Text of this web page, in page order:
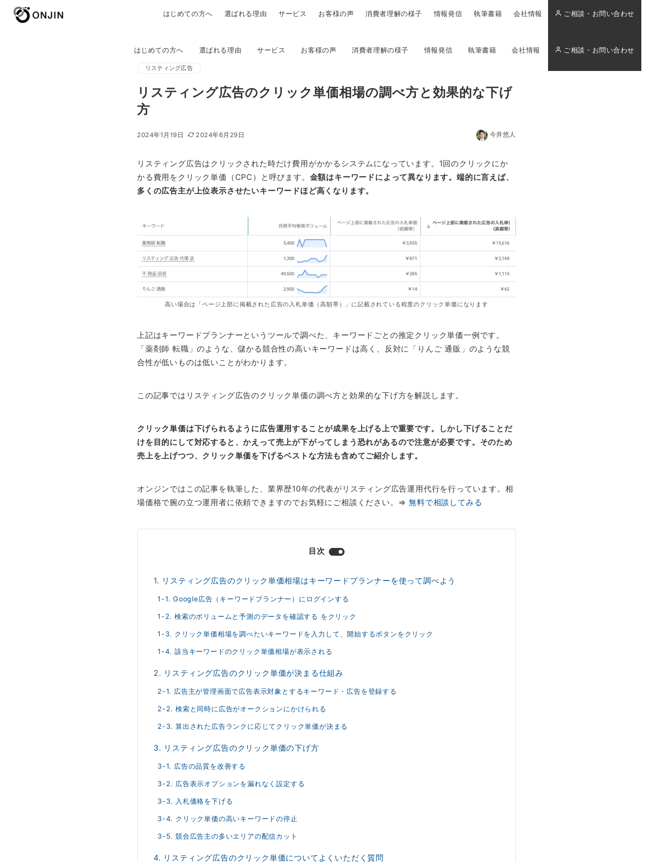
はじめての方へ 選ばれる理由 サービス お客様の声 消費者理解の様子 情報発信 執筆書籍 会社情報 ご相談・お問い合わせ
はじめての方へ 選ばれる理由 サービス お客様の声 消費者理解の様子 情報発信 執筆書籍 会社情報 ご相談・お問い合わせ
リスティング広告
リスティング広告のクリック単価相場の調べ方と効果的な下げ
方
2024年1月19日 2024年6月29日 今井悠人
リスティング広告はクリックされた時だけ費用がかかるシステムになっています。1回のクリックにか
かる費用をクリック単価（CPC）と呼びます。 金額はキーワードによって異なります。端的に言えば、
多くの広告主が上位表示させたいキーワードほど高くなります。
高い場合は「ページ上部に掲載された広告の入札単価（高額帯）」に記載されている程度のクリック単価になります
上記はキーワードプランナーというツールで調べた、キーワードごとの推定クリック単価一例です。
「薬剤師 転職」のような、儲かる競合性の高いキーワードは高く、反対に「りんご 通販」のような競
合性が低いものは低いことがわかります。
この記事ではリスティング広告のクリック単価の調べ方と効果的な下げ方を解説します。
クリック単価は下げられるように広告運用することが成果を上げる上で重要です。しかし下げることだ
けを目的にして対応すると、かえって売上が下がってしまう恐れがあるので注意が必要です。そのため
売上を上げつつ、クリック単価を下げるベストな方法も含めてご紹介します。
オンジンではこの記事を執筆した、業界歴10年の代表がリスティング広告運用代行を行っています。相
場価格で腕の立つ運用者に依頼できますのでお気軽にご相談ください。⇒無料で相談してみる
目次
1. リスティング広告のクリック単価相場はキーワードプランナーを使って調べよう
1-1. Google広告（キーワードプランナー）にログインする
1-2. 検索のボリュームと予測のデータを確認する をクリック
1-3. クリック単価相場を調べたいキーワードを入力して、開始するボタンをクリック
1-4. 該当キーワードのクリック単価相場が表示される
2. リスティング広告のクリック単価が決まる仕組み
2-1. 広告主が管理画面で広告表示対象とするキーワード・広告を登録する
2-2. 検索と同時に広告がオークションにかけられる
2-3. 算出された広告ランクに応じてクリック単価が決まる
3. リスティング広告のクリック単価の下げ方
3-1. 広告の品質を改善する
3-2. 広告表示オプションを漏れなく設定する
3-3. 入札価格を下げる
3-4. クリック単価の高いキーワードの停止
3-5. 競合広告主の多いエリアの配信カット
4. リスティング広告のクリック単価についてよくいただく質問